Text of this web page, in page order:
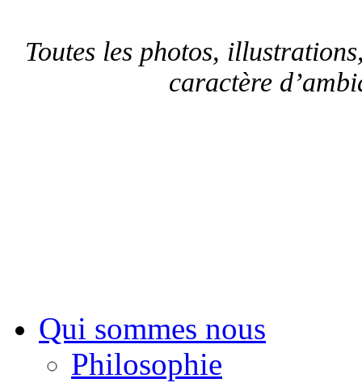
Toutes les photos,
caractère
Qui sommes nous
Philosophie